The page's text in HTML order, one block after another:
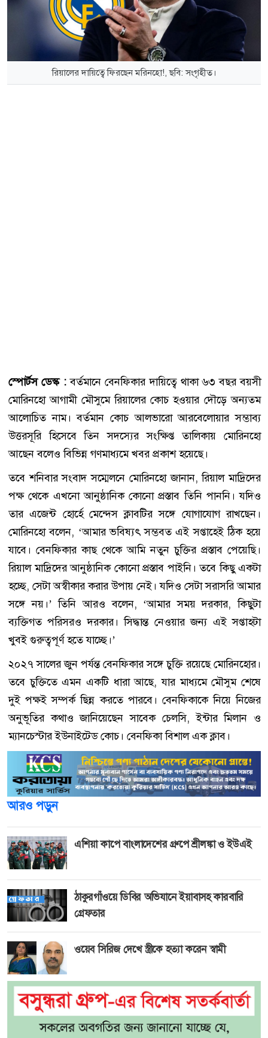
রিয়ালের দায়িত্বে ফিরছেন মরিনহো!, ছবি: সংগৃহীত।
স্পোর্টস ডেস্ক :বর্তমানে বেনফিকার দায়িত্বে থাকা ৬৩ বছর বয়সী
মোরিনহো আগামী মৌসুমে রিয়ালের কোচ হওয়ার দৌড়ে অন্যতম
আলোচিত নাম। বর্তমান কোচ আলভারো আরবেলোয়ার সম্ভাব্য
উত্তরসূরি হিসেবে তিন সদস্যের সংক্ষিপ্ত তালিকায় মোরিনহো
আছেন বলেও বিভিন্ন গণমাধ্যমে খবর প্রকাশ হয়েছে।
তবে শনিবার সংবাদ সম্মেলনে মোরিনহো জানান, রিয়াল মাদ্রিদের
পক্ষ থেকে এখনো আনুষ্ঠানিক কোনো প্রস্তাব তিনি পাননি। যদিও
তার এজেন্ট হোর্হে মেন্দেস ক্লাবটির সঙ্গে যোগাযোগ রাখছেন।
মোরিনহো বলেন, ‘আমার ভবিষ্যৎ সম্ভবত এই সপ্তাহেই ঠিক হয়ে
যাবে। বেনফিকার কাছ থেকে আমি নতুন চুক্তির প্রস্তাব পেয়েছি।
রিয়াল মাদ্রিদের আনুষ্ঠানিক কোনো প্রস্তাব পাইনি। তবে কিছু একটা
হচ্ছে, সেটা অস্বীকার করার উপায় নেই। যদিও সেটা সরাসরি আমার
সঙ্গে নয়।’ তিনি আরও বলেন, ‘আমার সময় দরকার, কিছুটা
ব্যক্তিগত পরিসরও দরকার। সিদ্ধান্ত নেওয়ার জন্য এই সপ্তাহটা
খুবই গুরুত্বপূর্ণ হতে যাচ্ছে।’
২০২৭ সালের জুন পর্যন্ত বেনফিকার সঙ্গে চুক্তি রয়েছে মোরিনহোর।
তবে চুক্তিতে এমন একটি ধারা আছে, যার মাধ্যমে মৌসুম শেষে
দুই পক্ষই সম্পর্ক ছিন্ন করতে পারবে। বেনফিকাকে নিয়ে নিজের
অনুভূতির কথাও জানিয়েছেন সাবেক চেলসি, ইন্টার মিলান ও
ম্যানচেস্টার ইউনাইটেড কোচ। বেনফিকা বিশাল এক ক্লাব।
আরও পড়ুন
এশিয়া কাপে বাংলাদেশের গ্রুপে শ্রীলঙ্কা ও ইউএই
ঠাকুরগাঁওয়ে ডিবির অভিযানে ইয়াবাসহ কারবারি
গ্রেফতার
ওয়েব সিরিজ দেখে স্ত্রীকে হত্যা করেন স্বামী